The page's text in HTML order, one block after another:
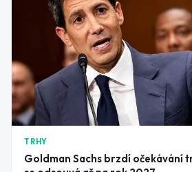
TRHY
Goldman Sachs brzdí očekávání